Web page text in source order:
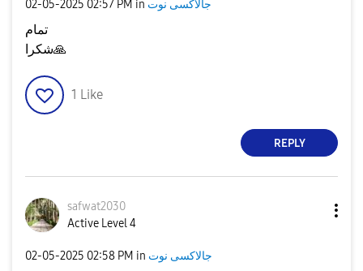
‎02-05-2025 02:57 PM in جالاكسى نوت
تمام
شكرا🙏
1 Like
REPLY
safwat2030
Active Level 4
‎02-05-2025 02:58 PM in جالاكسى نوت